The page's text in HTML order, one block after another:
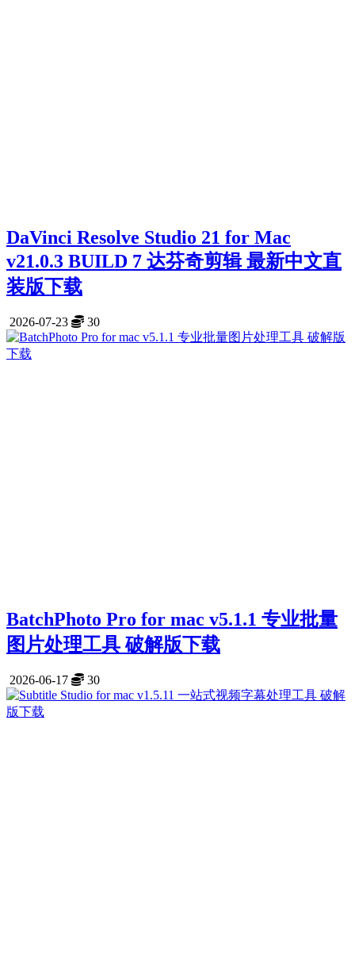
DaVinci Resolve Studio 21 for Mac
v21.0.3 BUILD 7 达芬奇剪辑 最新中文直
装版下载
2026-07-23 30
BatchPhoto Pro for mac v5.1.1 专业批量
图片处理工具 破解版下载
2026-06-17 30